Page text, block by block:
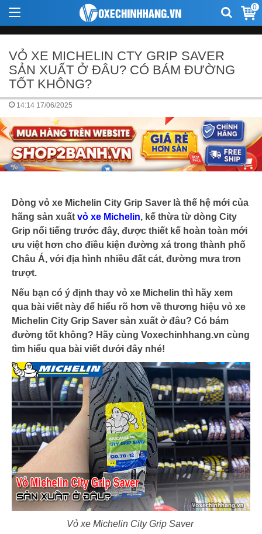
0
VỎ XE MICHELIN CTY GRIP SAVER
SẢN XUẤT Ở ĐÂU? CÓ BÁM ĐƯỜNG
TỐT KHÔNG?
14:14 17/06/2025
Dòng vỏ xe Michelin City Grip Saver là thế hệ mới của
hãng sản xuất vỏ xe Michelin, kế thừa từ dòng City
Grip nổi tiếng trước đây, được thiết kế hoàn toàn mới
ưu việt hơn cho điều kiện đường xá trong thành phố
Châu Á, với địa hình nhiều đất cát, đường mưa trơn
trượt.
Nếu bạn có ý định thay vỏ xe Michelin thì hãy xem
qua bài viết này để hiểu rõ hơn về thương hiệu vỏ xe
Michelin City Grip Saver sản xuất ở đâu? Có bám
đường tốt không? Hãy cùng Voxechinhhang.vn cùng
tìm hiểu qua bài viết dưới đây nhé!
Vỏ xe Michelin City Grip Saver